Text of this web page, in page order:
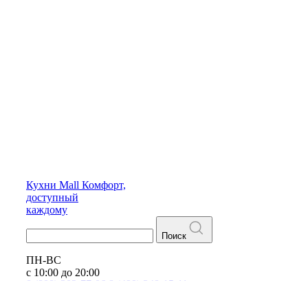
Кухни Mall Комфорт,
доступный
каждому
Поиск
ПН-ВС
с 10:00 до 20:00